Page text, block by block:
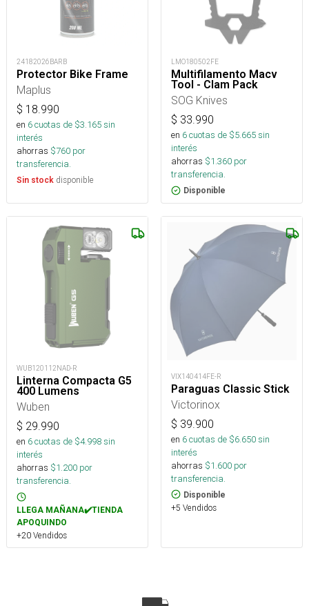
24182026BARB
Protector Bike Frame
Maplus
$ 18.990
en 6cuotas de $3.165sin
interés
ahorras $760 por
transferencia.
Sin stock disponible
LMO180502FE
Multifilamento Macv
Tool - Clam Pack
SOG Knives
$ 33.990
en 6cuotas de $5.665sin
interés
ahorras $1.360 por
transferencia.
Disponible
WUB120112NAD-R
Linterna Compacta G5
400 Lumens
Wuben
$ 29.990
en 6cuotas de $4.998sin
interés
ahorras $1.200 por
transferencia.
LLEGA MAÑANA✔️TIENDA
APOQUINDO
+20 Vendidos
VIX140414FE-R
Paraguas Classic Stick
Victorinox
$ 39.900
en 6cuotas de $6.650sin
interés
ahorras $1.600 por
transferencia.
Disponible
+5 Vendidos